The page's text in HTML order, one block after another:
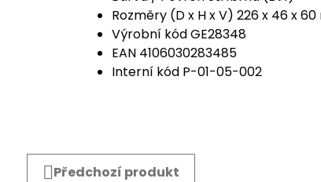
Rozměry (D x H x V) 226 x 46 x
Výrobní kód GE28348
EAN 4106030283485
Interní kód P-01-05-002
Předchozí produkt